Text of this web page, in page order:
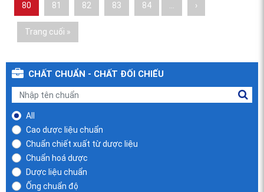
80 81 82 83 84 ›
Trang cuối »
CHẤT CHUẨN - CHẤT ĐỐI CHIẾU
All
Cao dược liệu chuẩn
Chuẩn chiết xuất từ dược liệu
Chuẩn hoá dược
Dược liệu chuẩn
Ống chuẩn độ